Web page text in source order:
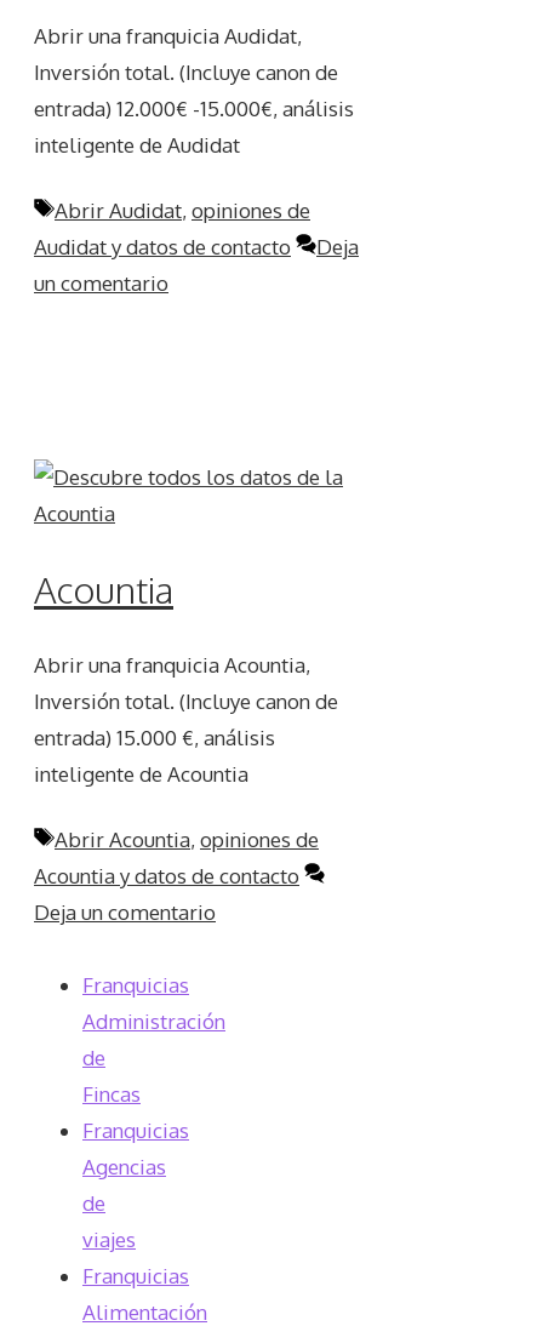
Abrir una franquicia Audidat,
Inversión total. (Incluye canon de
entrada) 12.000€ -15.000€, análisis
inteligente de Audidat
Etiquetas
Abrir Audidat, opiniones de
Audidat y datos de contacto
Deja
un comentario
Acountia
Abrir una franquicia Acountia,
Inversión total. (Incluye canon de
entrada) 15.000 €, análisis
inteligente de Acountia
Etiquetas
Abrir Acountia, opiniones de
Acountia y datos de contacto
Deja un comentario
Franquicias
Administración
de
Fincas
Franquicias
Agencias
de
viajes
Franquicias
Alimentación